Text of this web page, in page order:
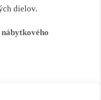
dielov.